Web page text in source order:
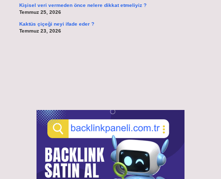
Kişisel veri vermeden önce nelere dikkat etmeliyiz ?
Temmuz 25, 2026
Kaktüs çiçeği neyi ifade eder ?
Temmuz 23, 2026